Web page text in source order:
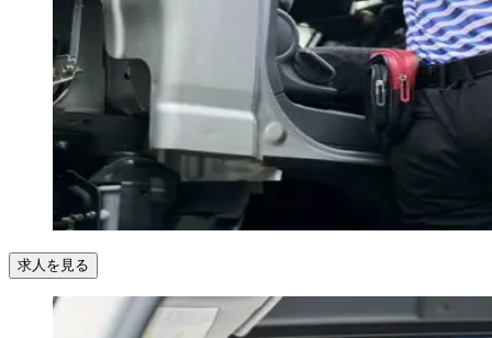
求人を見る